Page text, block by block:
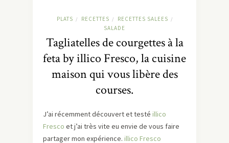
PLATS / RECETTES / RECETTES SALEES /
SALADE
Tagliatelles de courgettes à la
feta by illico Fresco, la cuisine
maison qui vous libère des
courses.
J’ai récemment découvert et testé illico
Fresco et j’ai très vite eu envie de vous faire
partager mon expérience. illico Fresco